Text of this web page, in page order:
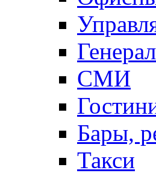
СМИ
Бары,
Такси